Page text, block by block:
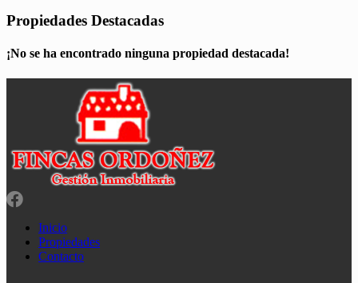
Propiedades Destacadas
¡No se ha encontrado ninguna propiedad destacada!
Inicio
Propiedades
Contacto